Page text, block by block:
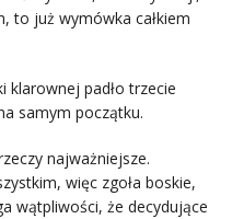
to już wymówka całkiem
klarownej padło trzecie
samym początku.
najważniejsze.
więc zgoła boskie,
wątpliwości, że decydujące